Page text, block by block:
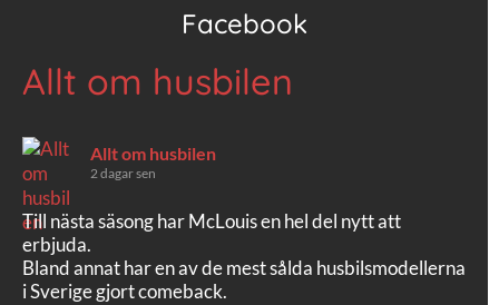
Facebook
Allt om husbilen
Allt om husbilen
2 dagar sen
Till nästa säsong har McLouis en hel del nytt att
erbjuda.
Bland annat har en av de mest sålda husbilsmodellerna
i Sverige gjort comeback.